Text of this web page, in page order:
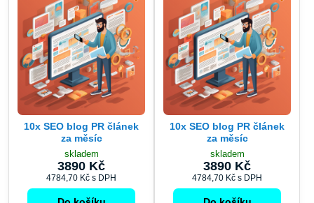
10x SEO blog PR článek
za měsíc
skladem
3890 Kč
4784,70 Kč s DPH
10x SEO blog PR článek
za měsíc
skladem
3890 Kč
4784,70 Kč s DPH